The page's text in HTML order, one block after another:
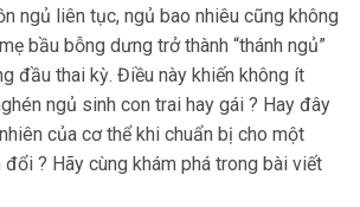
ngủ liên tục, ngủ bao nhiêu cũng không
bầu bỗng dưng trở thành “thánh ngủ”
đầu thai kỳ. Điều này khiến không ít
ngủ sinh con trai hay gái ? Hay đây
của cơ thể khi chuẩn bị cho một
đổi ? Hãy cùng khám phá trong bài viết